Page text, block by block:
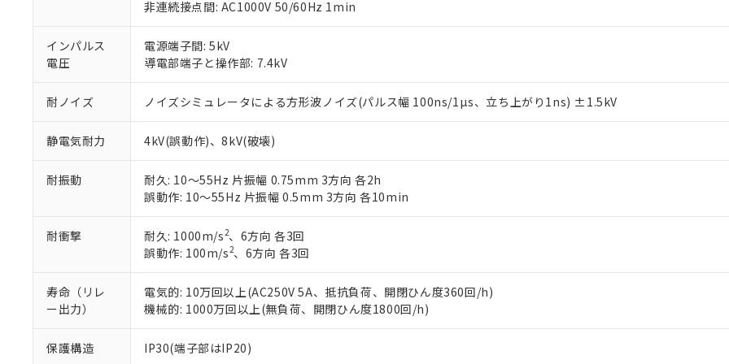
非連続接点間: AC1000V 50/60Hz 1min
インパルス
電圧
電源端子間: 5kV
導電部端子と操作部: 7.4kV
耐ノイズ ノイズシミュレータによる方形波ノイズ(パルス幅 100ns/1µs、立ち上がり1ns) ±1.5kV
静電気耐力 4kV(誤動作)、8kV(破壊)
耐振動
耐久: 10～55Hz 片振幅 0.75mm 3方向 各2h
誤動作: 10～55Hz 片振幅 0.5mm 3方向 各10min
耐衝撃 耐久: 1000m/s2、6方向 各3回
誤動作: 100m/s2、6方向 各3回
寿命（リレ
ー出力）
電気的: 10万回以上(AC250V 5A、抵抗負荷、開閉ひん度360回/h)
機械的: 1000万回以上(無負荷、開閉ひん度1800回/h)
保護構造 IP30(端子部はIP20)
いる法人を指します。
EU RoHS指令（10物質）の非含有証明書
51物質の非含有証明書（当社基準）
また、RoHS指令のフタル酸エステル類４物質の対応では、対応完了までの期間は出
混在することから備考欄に対応日を記載しておりました。
既に当社にて対応品への在庫切替を完了していることから、特段のことがない限り、
り割愛しております。